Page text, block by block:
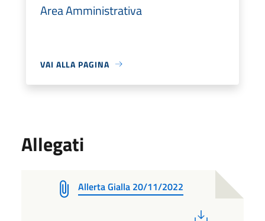
Area Amministrativa
VAI ALLA PAGINA
Allegati
Allerta Gialla 20/11/2022